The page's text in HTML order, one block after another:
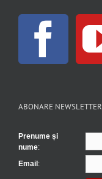
ABONARE NEWSLETTER
Prenume și
nume:
Email: